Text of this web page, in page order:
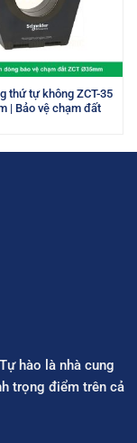
thứ tự không ZCT-35
| Bảo vệ chạm đất
hào là nhà cung
trọng điểm trên cả